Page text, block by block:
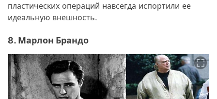
пластических операций навсегда испортили ее
идеальную внешность.
8. Марлон Брандо